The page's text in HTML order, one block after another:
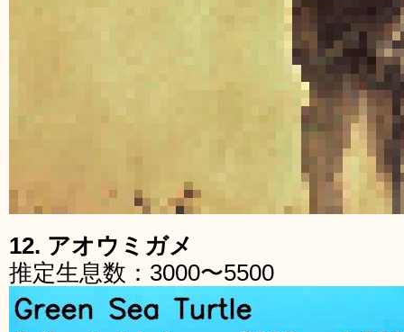
12. アオウミガメ
推定生息数：3000〜5500